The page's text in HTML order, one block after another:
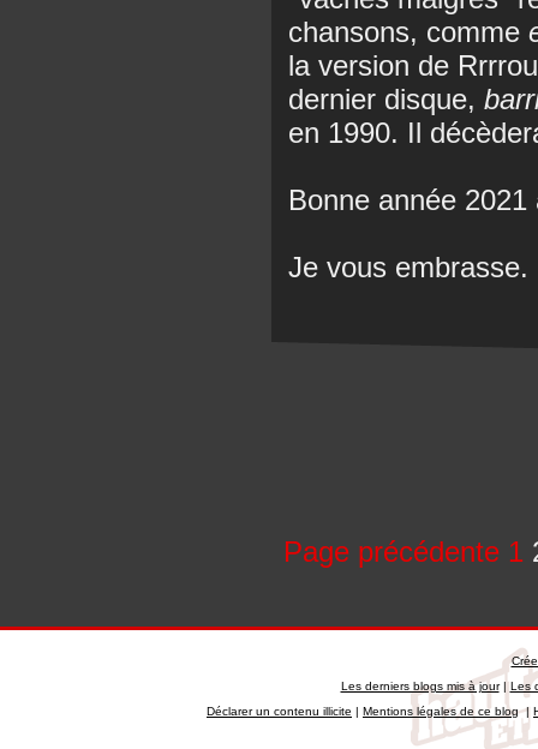
chansons, comme
la version de
dernier disque,
en 1990. Il
Bonne année 2021
Je vous embrasse.
Page précédente 1
Les derniers blogs mis à jour|
Les
Déclarer un contenu illicite
Mentions légales de ce blog|